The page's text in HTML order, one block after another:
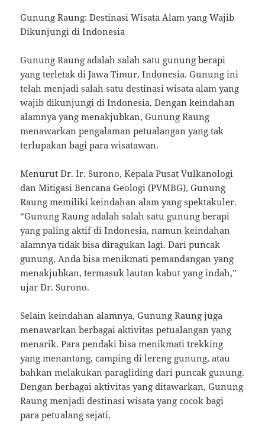
Gunung Raung: Destinasi Wisata Alam yang Wajib
Dikunjungi di Indonesia
Gunung Raung adalah salah satu gunung berapi
yang terletak di Jawa Timur, Indonesia. Gunung ini
telah menjadi salah satu destinasi wisata alam yang
wajib dikunjungi di Indonesia. Dengan keindahan
alamnya yang menakjubkan, Gunung Raung
menawarkan pengalaman petualangan yang tak
terlupakan bagi para wisatawan.
Menurut Dr. Ir. Surono, Kepala Pusat Vulkanologi
dan Mitigasi Bencana Geologi (PVMBG), Gunung
Raung memiliki keindahan alam yang spektakuler.
“Gunung Raung adalah salah satu gunung berapi
yang paling aktif di Indonesia, namun keindahan
alamnya tidak bisa diragukan lagi. Dari puncak
gunung, Anda bisa menikmati pemandangan yang
menakjubkan, termasuk lautan kabut yang indah,”
ujar Dr. Surono.
Selain keindahan alamnya, Gunung Raung juga
menawarkan berbagai aktivitas petualangan yang
menarik. Para pendaki bisa menikmati trekking
yang menantang, camping di lereng gunung, atau
bahkan melakukan paragliding dari puncak gunung.
Dengan berbagai aktivitas yang ditawarkan, Gunung
Raung menjadi destinasi wisata yang cocok bagi
para petualang sejati.